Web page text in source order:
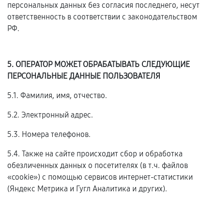
персональных данных без согласия последнего, несут
ответственность в соответствии с законодательством
РФ.
5. ОПЕРАТОР МОЖЕТ ОБРАБАТЫВАТЬ СЛЕДУЮЩИЕ
ПЕРСОНАЛЬНЫЕ ДАННЫЕ ПОЛЬЗОВАТЕЛЯ
5.1. Фамилия, имя, отчество.
5.2. Электронный адрес.
5.3. Номера телефонов.
5.4. Также на сайте происходит сбор и обработка
обезличенных данных о посетителях (в т.ч. файлов
«cookie») с помощью сервисов интернет-статистики
(Яндекс Метрика и Гугл Аналитика и других).